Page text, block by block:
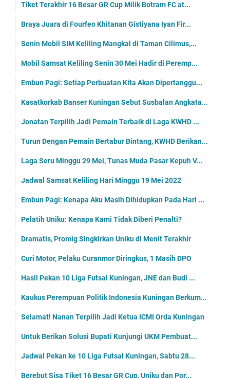
Tiket Terakhir 16 Besar GR Cup Milik Botram FC at...
Braya Juara di Fourfeo Khitanan Gistiyana Iyan Fir...
Senin Mobil SIM Keliling Mangkal di Taman Cilimus,...
Mobil Samsat Keliling Senin 30 Mei Hadir di Peremp...
Embun Pagi: Setiap Perbuatan Kita Akan Dipertanggu...
Kasatkorkab Banser Kuningan Sebut Susbalan Angkata...
Jonatan Terpilih Jadi Pemain Terbaik di Laga KWHD ...
Turun Dengan Pemain Bertabur Bintang, KWHD Berikan...
Laga Seru Minggu 29 Mei, Tunas Muda Pasar Kepuh V...
Jadwal Samsat Keliling Hari Minggu 19 Mei 2022
Embun Pagi: Kenapa Aku Masih Dihidupkan Pada Hari ...
Pelatih Uniku: Kenapa Kami Tidak Diberi Penalti?
Dramatis, Promig Singkirkan Uniku di Menit Terakhir
Curi Motor, Pelaku Curanmor Diringkus, 1 Masih DPO
Hasil Pekan 10 Liga Futsal Kuningan, JNE dan Budi ...
Kaukus Perempuan Politik Indonesia Kuningan Berkum...
Selamat! Nanan Terpilih Jadi Ketua ICMI Orda Kuningan
Untuk Berikan Solusi Bupati Kunjungi UKM Pembuat...
Jadwal Pekan ke 10 Liga Futsal Kuningan, Sabtu 28...
Berebut Sisa Tiket 16 Besar GR Cup, Uniku dan Por...